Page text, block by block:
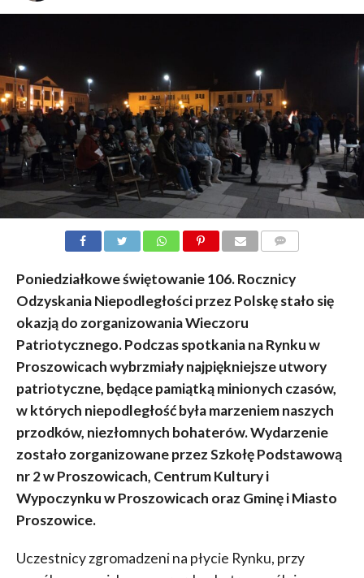
Poniedziałkowe świętowanie 106. Rocznicy
Odzyskania Niepodległości przez Polskę stało się
okazją do zorganizowania Wieczoru
Patriotycznego. Podczas spotkania na Rynku w
Proszowicach wybrzmiały najpiękniejsze utwory
patriotyczne, będące pamiątką minionych czasów,
w których niepodległość była marzeniem naszych
przodków, niezłomnych bohaterów. Wydarzenie
zostało zorganizowane przez Szkołę Podstawową
nr 2 w Proszowicach, Centrum Kultury i
Wypoczynku w Proszowicach oraz Gminę i Miasto
Proszowice.
Uczestnicy zgromadzeni na płycie Rynku, przy